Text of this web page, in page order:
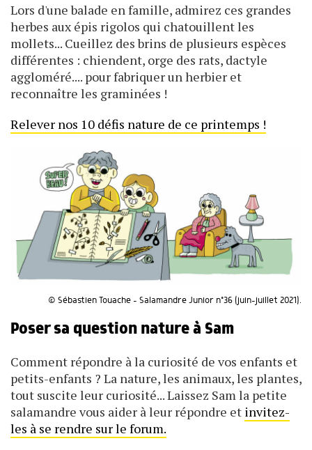
Lors d'une balade en famille, admirez ces grandes
herbes aux épis rigolos qui chatouillent les
mollets... Cueillez des brins de plusieurs espèces
différentes : chiendent, orge des rats, dactyle
aggloméré.... pour fabriquer un herbier et
reconnaître les graminées !
Relever nos 10 défis nature de ce printemps !
© Sébastien Touache - Salamandre Junior n°36 (juin-juillet 2021).
Poser sa question nature à Sam
Comment répondre à la curiosité de vos enfants et
petits-enfants ? La nature, les animaux, les plantes,
tout suscite leur curiosité... Laissez Sam la petite
salamandre vous aider à leur répondre et invitez-
les à se rendre sur le forum.